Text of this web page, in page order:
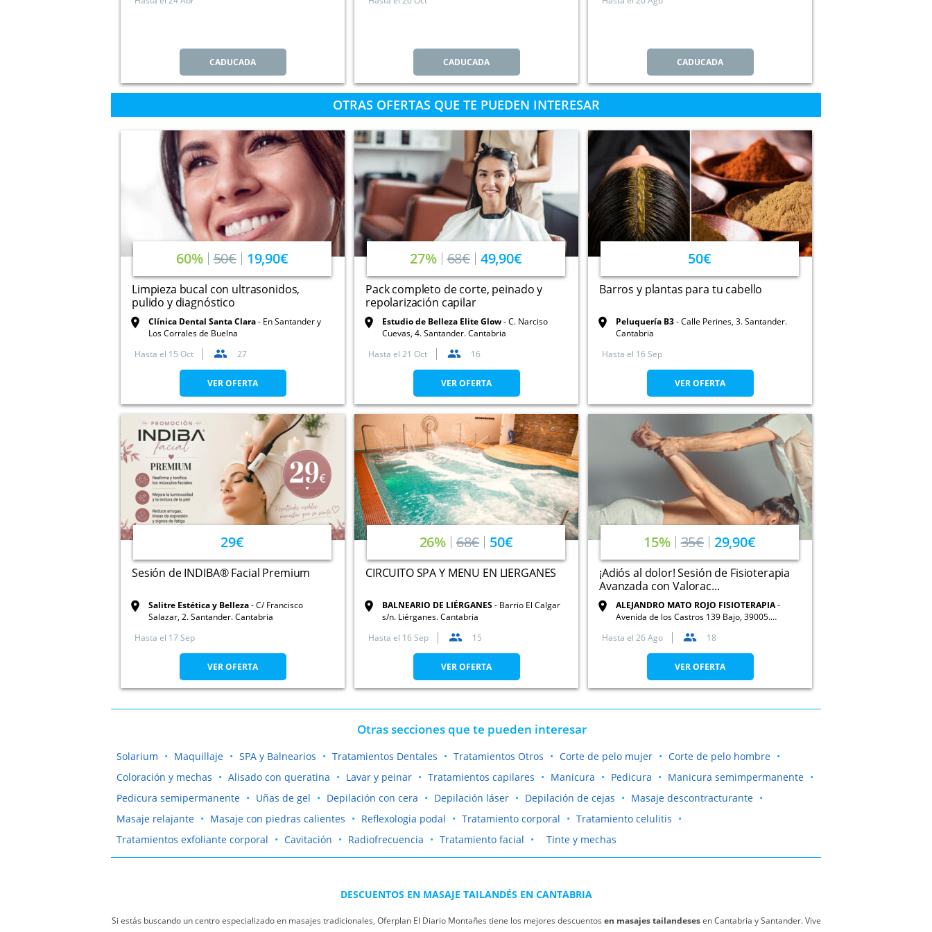
CADUCADA CADUCADA CADUCADA
OTRAS OFERTAS QUE TE PUEDEN INTERESAR
60% 50€ 19,90€
Limpieza bucal con ultrasonidos,
pulido y diagnóstico
Clínica Dental Santa Clara
En Santander y
Los Corrales de Buelna
Hasta el 15 Oct 27
VER OFERTA
27% 68€ 49,90€
Pack completo de corte, peinado y
repolarización capilar
Estudio de Belleza Elite Glow C. Narciso
Cuevas, 4. Santander. Cantabria
Hasta el 21 Oct 16
VER OFERTA
50€
Barros y plantas para tu cabello
Peluquería B3 Calle Perines, 3. Santander.
Cantabria
Hasta el 16 Sep
VER OFERTA
29€
Sesión de INDIBA® Facial Premium
Salitre Estética y Belleza C/ Francisco
Salazar, 2. Santander. Cantabria
Hasta el 17 Sep
VER OFERTA
26% 68€ 50€
CIRCUITO SPA Y MENU EN LIERGANES
BALNEARIO DE LIÉRGANES
Barrio El Calgar
s/n. Liérganes. Cantabria
Hasta el 16 Sep 15
VER OFERTA
15% 35€ 29,90€
¡Adiós al dolor! Sesión de Fisioterapia
Avanzada con Valorac...
ALEJANDRO MATO ROJO FISIOTERAPIA
Avenida de los Castros 139 Bajo, 39005.
Hasta el 26 Ago 18
VER OFERTA
Otras secciones que te pueden interesar
Solarium Maquillaje SPA y Balnearios Tratamientos Dentales Tratamientos Otros Corte de pelo mujer
Corte de pelo hombre
Coloración y mechas
Alisado con queratina Lavar y peinar Tratamientos capilares Manicura Pedicura
Manicura semimpermanente
Pedicura semipermanente
Uñas de gel Depilación con cera Depilación láser Depilación de cejas
Masaje descontracturante
Masaje relajante
Masaje con piedras calientes Reflexologia podal Tratamiento corporal
Tratamiento celulitis
Tratamientos exfoliante corporal
Cavitación Radiofrecuencia Tratamiento facial Tinte y mechas
DESCUENTOS EN MASAJE TAILANDÉS EN CANTABRIA
Si estás buscando un centro especializado en masajes tradicionales, Oferplan El Diario Montañes tiene los mejores descuentos en masajes tailandesesen Cantabria y Santander. Vive